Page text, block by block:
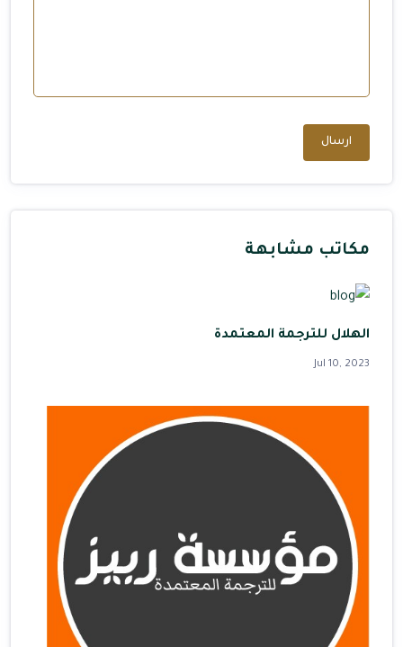
ارسال
مكاتب مشابهة
الهلال للترجمة المعتمدة
Jul 10, 2023